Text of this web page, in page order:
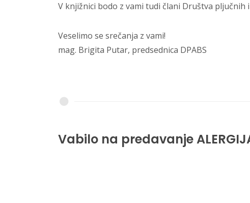
V knjižnici bodo z vami tudi člani Društva
Veselimo se srečanja z vami!
mag. Brigita Putar, predsednica DPABS
Vabilo na predavanje